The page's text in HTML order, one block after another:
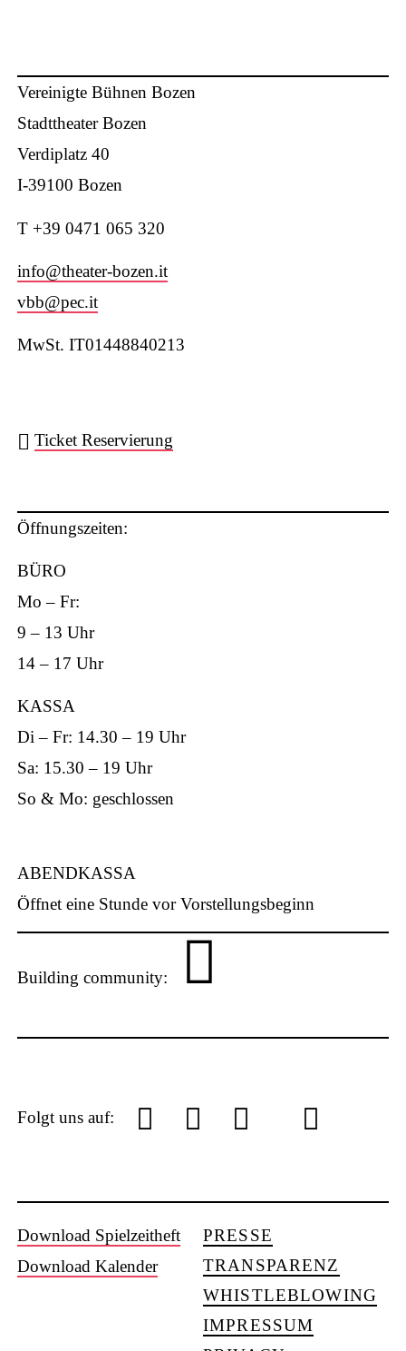
Vereinigte Bühnen Bozen
Stadttheater Bozen
Verdiplatz 40
I-39100 Bozen
T +39 0471 065 320
info@theater-bozen.it
vbb@pec.it
MwSt. IT01448840213
W
ts
p
Ticket Reservierung
Öffnungszeiten:
BÜRO
Mo – Fr:
9 – 13 Uhr
14 – 17 Uhr
KASSA
Di – Fr: 14.30 – 19 Uhr
Sa: 15.30 – 19 Uhr
So & Mo: geschlossen
ABENDKASSA
Öffnet eine Stunde vor Vorstellungsbeginn
Building community:
P
U
S
Folgt uns auf:
o a n o
Download Spielzeitheft
Download Kalender
PRESSE
TRANSPARENZ
WHISTLEBLOWING
IMPRESSUM